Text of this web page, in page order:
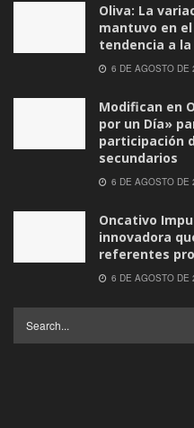
Oliva: La
mantuvo en
tendencia a la
6 DE AGOSTO DE
Modifican en
por un Día»
participación
secundarios
6 DE AGOSTO DE
Oncativo
innovadora
referentes
6 DE AGOSTO DE